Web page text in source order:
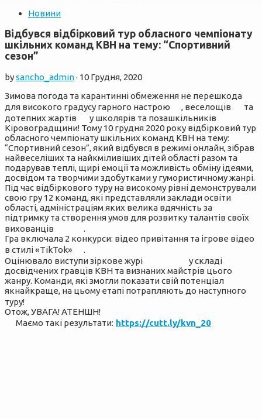
Новини
Відбувся відбірковий тур обласного чемпіонату
шкільних команд КВН на тему: “Спортивний
сезон”
bysancho_admin· 10 Грудня, 2020
Зимова погода та карантинні обмеження не перешкода
для високого градусу гарного настрою
, веселощів
та
дотепних жартів
у школярів та позашкільників
Кіровоградщини! Тому 10 грудня 2020 року відбірковий тур
обласного чемпіонату шкільних команд КВН на тему:
“Спортивний сезон”, який відбувся в режимі онлайн, зібрав
найвеселіших та найкміливіших дітей області разом та
подарував теплі, щирі емоції та можливість обміну ідеями,
досвідом та творчими здобутками у гумористичному жанрі.
Під час відбіркового туру на високому рівні демонстрували
свою гру 12 команд, які представляли заклади освіти
області, адміністраціям яких велика вдячність за
підтримку та створення умов для розвитку талантів своїх
вихованців
.
Гра включала 2 конкурси: відео привітання та ігрове відео
в стилі «TikTok»
.
Оцінювало виступи зіркове журі
у складі
досвідчених гравців КВН та визнаних майстрів цього
жанру. Команди, які змогли показати свій потенціал
якнайкраще, на цьому етапі потрапляють до наступного
туру!
Отож, УВАГА! АТЕНШН!
Маємо такі результати: https://cutt.ly/kvn_20